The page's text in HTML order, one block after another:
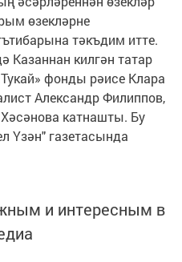
өзекләрне
тәкъдим итте.
Казаннан килгән татар
фонды рәисе Клара
Александр Филиппов,
катнашты. Бу
Үзән" газетасында
и интересным в